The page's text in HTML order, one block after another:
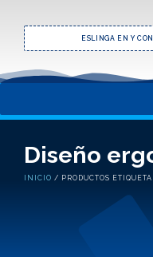
ESLINGA EN Y
Diseño
INICIO / PRODUCTOS